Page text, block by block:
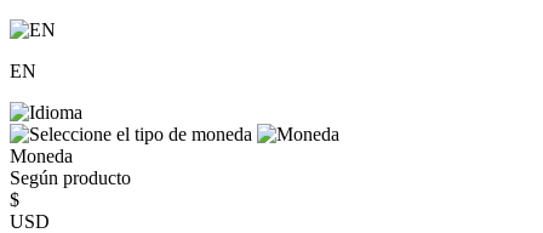
EN
Moneda
Según producto
$
USD